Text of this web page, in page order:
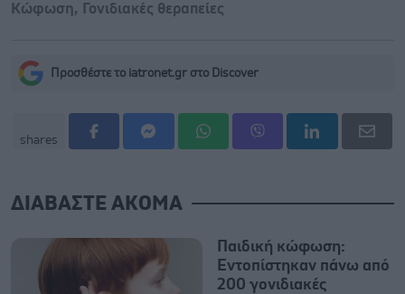
Κώφωση, Γονιδιακές θεραπείες
Προσθέστε το iatronet.gr στο Discover
shares
ΔΙΑΒΑΣΤΕ ΑΚΟΜΑ
Παιδική κώφωση:
Εντοπίστηκαν πάνω από
200 γονιδιακές